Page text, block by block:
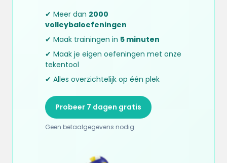
✔ Meer dan 2000
volleybaloefeningen
✔ Maak trainingen in 5 minuten
✔ Maak je eigen oefeningen met onze
tekentool
✔ Alles overzichtelijk op één plek
Probeer 7 dagen gratis
Geen betaalgegevens nodig